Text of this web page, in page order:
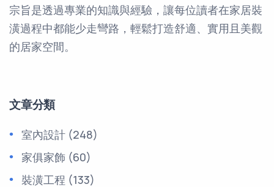
宗旨是透過專業的知識與經驗，讓每位讀者在家居裝
潢過程中都能少走彎路，輕鬆打造舒適、實用且美觀
的居家空間。
文章分類
室內設計 (248)
家俱家飾 (60)
裝潢工程 (133)